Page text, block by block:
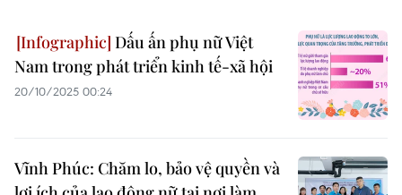
Dấu ấn phụ nữ Việt
Nam trong phát triển kinh tế-xã hội
20/10/2025 00:24
Vĩnh Phúc: Chăm lo, bảo vệ quyền và